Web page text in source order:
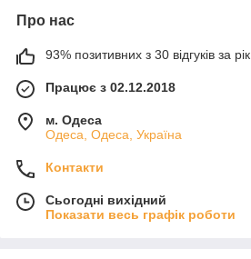
Про нас
93% позитивних з 30 відгуків за рік
Працює з 02.12.2018
м. Одеса
Одеса, Одеса, Україна
Контакти
Сьогодні вихідний
Показати весь графік роботи